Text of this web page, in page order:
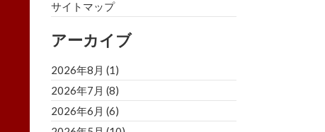
サイトマップ
アーカイブ
2026年8月 (1)
2026年7月 (8)
2026年6月 (6)